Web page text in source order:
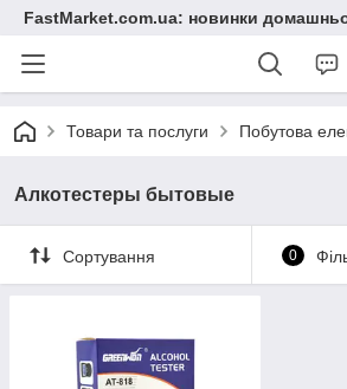
FastMarket.com.ua: новинки
Товари та послуги Побутова
Алкотестеры бытовые
Сортування 0